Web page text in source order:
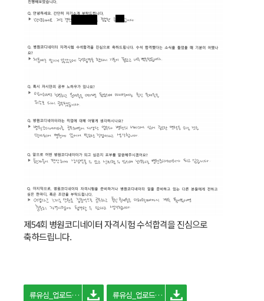
제54회 병원코디네이터 자격시험 수석합격을 진심으로
축하드립니다.
류유심_업로드용.png
류유심_업로드용.png